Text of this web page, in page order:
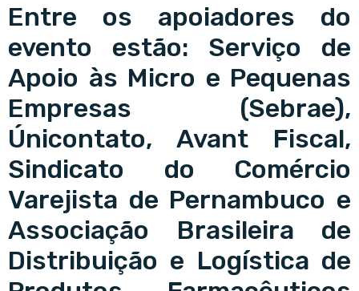
Entre os apoiadores do
evento estão: Serviço de
Apoio às Micro e Pequenas
Empresas (Sebrae),
Únicontato, Avant Fiscal,
Sindicato do Comércio
Varejista de Pernambuco e
Associação Brasileira de
Distribuição e Logística de